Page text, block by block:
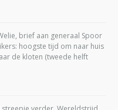
brief aan generaal Spoor
hoogste tijd om naar huis
de kloten (tweede helft